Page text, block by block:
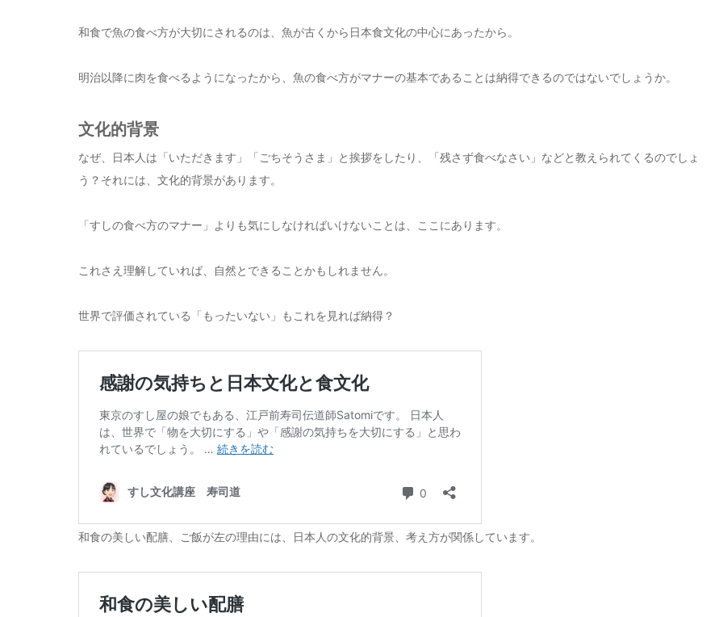
和食で魚の食べ方が大切にされるのは、魚が古くから日本食文化の中心にあったから。
明治以降に肉を食べるようになったから、魚の食べ方がマナーの基本であることは納得できるのではないでしょうか。
文化的背景
なぜ、日本人は「いただきます」「ごちそうさま」と挨拶をしたり、「残さず食べなさい」などと教えられてくるのでしょ
う？それには、文化的背景があります。
「すしの食べ方のマナー」よりも気にしなければいけないことは、ここにあります。
これさえ理解していれば、自然とできることかもしれません。
世界で評価されている「もったいない」もこれを見れば納得？
和食の美しい配膳、ご飯が左の理由には、日本人の文化的背景、考え方が関係しています。